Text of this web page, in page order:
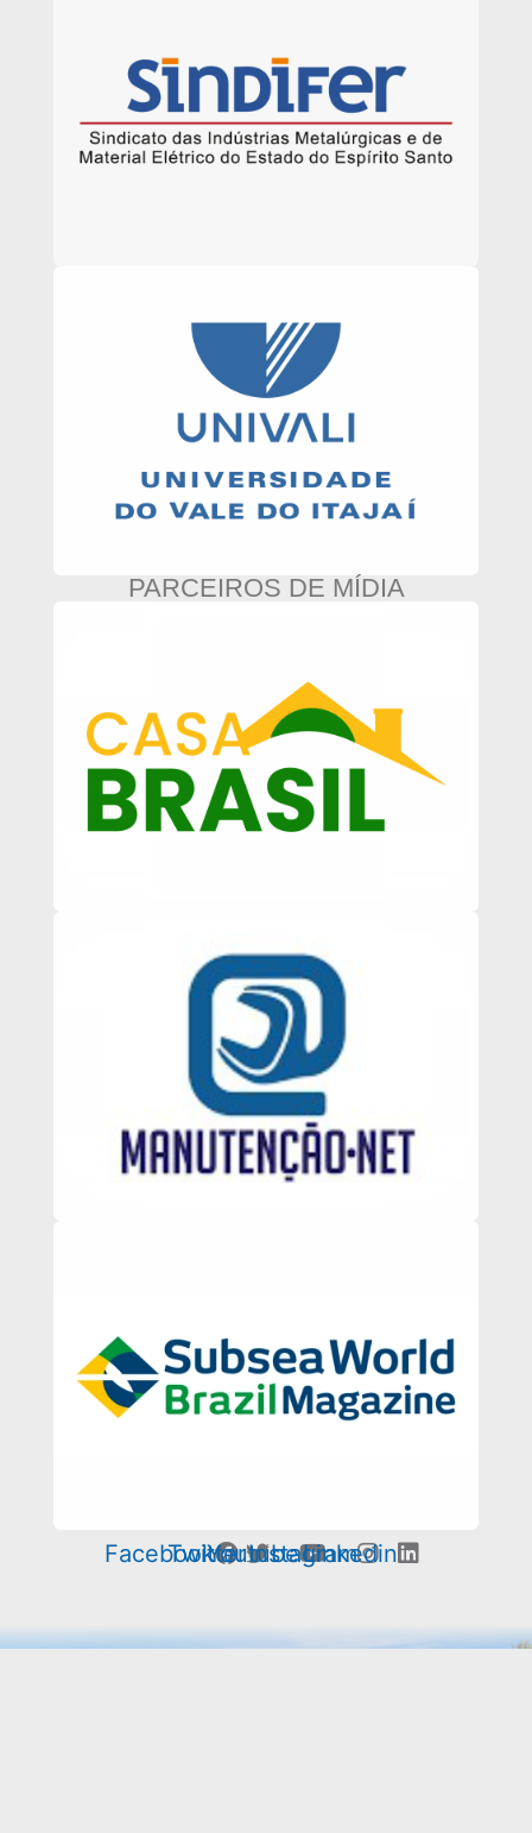
PARCEIROS DE MÍDIA
Facebook
TwitterYoutube
Instagram
Linkedin